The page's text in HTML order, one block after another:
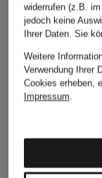
POLO RALPH
LAUREN
89,99 €
Ursprünglich:130 €
widerrufen (z.B.
jedoch keine
Ihrer Daten. Sie
Weitere
Verwendung Ihrer
Cookies erheben,
Impressum.